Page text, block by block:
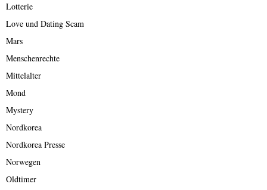
Lotterie
Love und Dating Scam
Mars
Menschenrechte
Mittelalter
Mond
Mystery
Nordkorea
Nordkorea Presse
Norwegen
Oldtimer